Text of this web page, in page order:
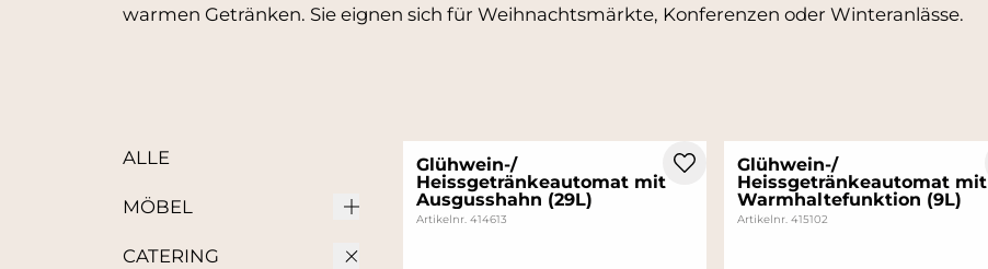
warmen Getränken. Sie eignen sich für Weihnachtsmärkte, Konferenzen oder Winteranlässe.
ALLE
MÖBEL
CATERING
Glühwein-/
Heissgetränkeautomat mit
Ausgusshahn (29L)
Artikelnr. 414613
Glühwein-/
Heissgetränkeautomat mit
Warmhaltefunktion (9L)
Artikelnr. 415102